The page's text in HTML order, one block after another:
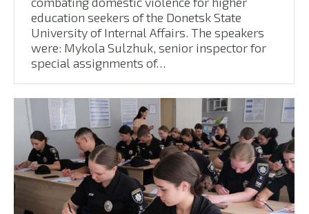
education seekers of the Donetsk State
University of Internal Affairs. The speakers
were: Mykola Sulzhuk, senior inspector for
special assignments of…